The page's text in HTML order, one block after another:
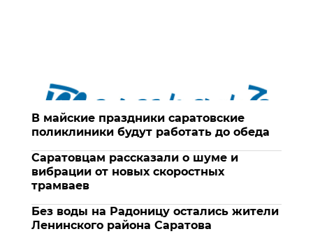
В майские праздники саратовские
поликлиники будут работать до обеда
Саратовцам рассказали о шуме и
вибрации от новых скоростных
трамваев
Без воды на Радоницу остались жители
Ленинского района Саратова